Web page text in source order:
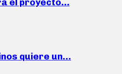
quiere un…